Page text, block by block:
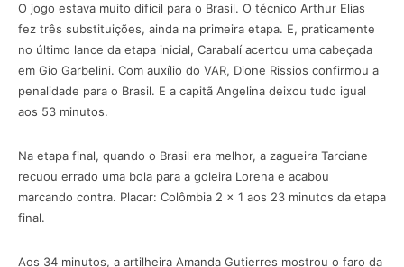
O jogo estava muito difícil para o Brasil. O técnico Arthur Elias
fez três substituições, ainda na primeira etapa. E, praticamente
no último lance da etapa inicial, Carabalí acertou uma cabeçada
em Gio Garbelini. Com auxílio do VAR, Dione Rissios confirmou a
penalidade para o Brasil. E a capitã Angelina deixou tudo igual
aos 53 minutos.
Na etapa final, quando o Brasil era melhor, a zagueira Tarciane
recuou errado uma bola para a goleira Lorena e acabou
marcando contra. Placar: Colômbia 2 x 1 aos 23 minutos da etapa
final.
Aos 34 minutos, a artilheira Amanda Gutierres mostrou o faro da